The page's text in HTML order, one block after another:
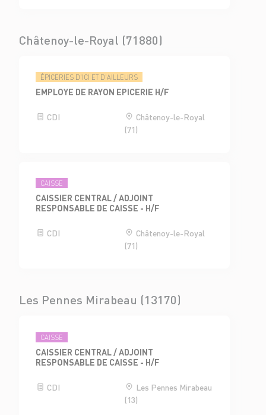
Châtenoy-le-Royal (71880)
ÉPICERIES D'ICI ET D'AILLEURS
EMPLOYE DE RAYON EPICERIE H/F
CDI
Châtenoy-le-Royal
(71)
CAISSE
CAISSIER CENTRAL / ADJOINT
RESPONSABLE DE CAISSE - H/F
CDI
Châtenoy-le-Royal
(71)
Les Pennes Mirabeau (13170)
CAISSE
CAISSIER CENTRAL / ADJOINT
RESPONSABLE DE CAISSE - H/F
CDI
Les Pennes Mirabeau
(13)